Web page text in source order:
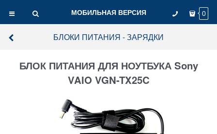
МОБИЛЬНАЯ ВЕРСИЯ 0
БЛОКИ ПИТАНИЯ - ЗАРЯДКИ
БЛОК ПИТАНИЯ ДЛЯ НОУТБУКА Sony
VAIO VGN-TX25C